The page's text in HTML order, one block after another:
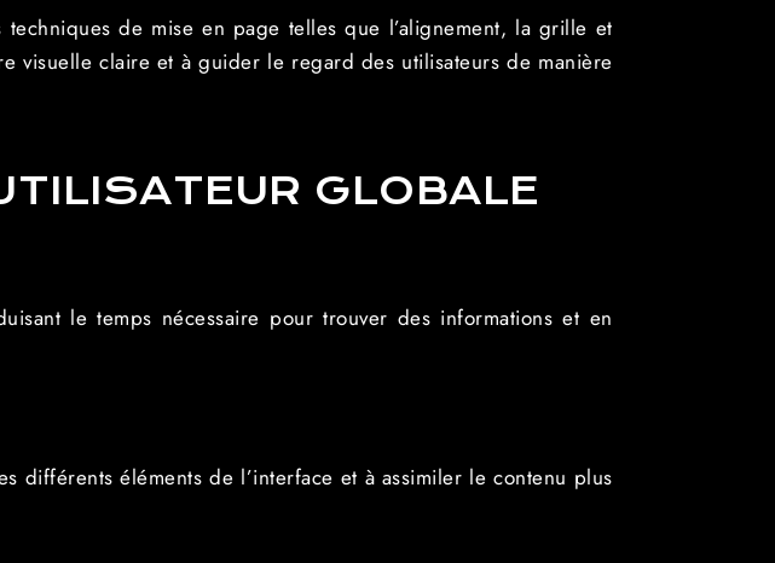
de mise en page telles que l’alignement, la grille et
visuelle claire et à guider le regard des utilisateurs de manière
GLOBALE
le temps nécessaire pour trouver des informations et en
différents éléments de l’interface et à assimiler le contenu plus